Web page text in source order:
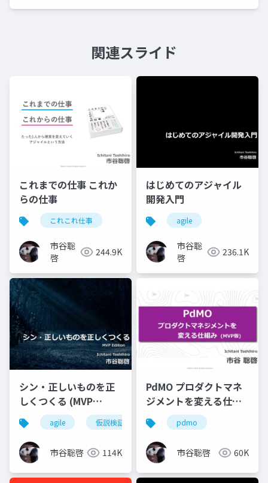
関連スライド
これまでの仕事 これか
らの仕事
これこれ仕事
市谷聡
啓
244.9K
はじめてのアジャイル
開発入門
agile
市谷聡
啓
236.1K
シン・正しいものを正
しくつくる (MVP
Edition)agile 仮説検証
市谷聡啓 114K
PdMO プロダクトマネ
ジメントを変える仕組
み (MVP版)
pdmo
市谷聡啓 60K